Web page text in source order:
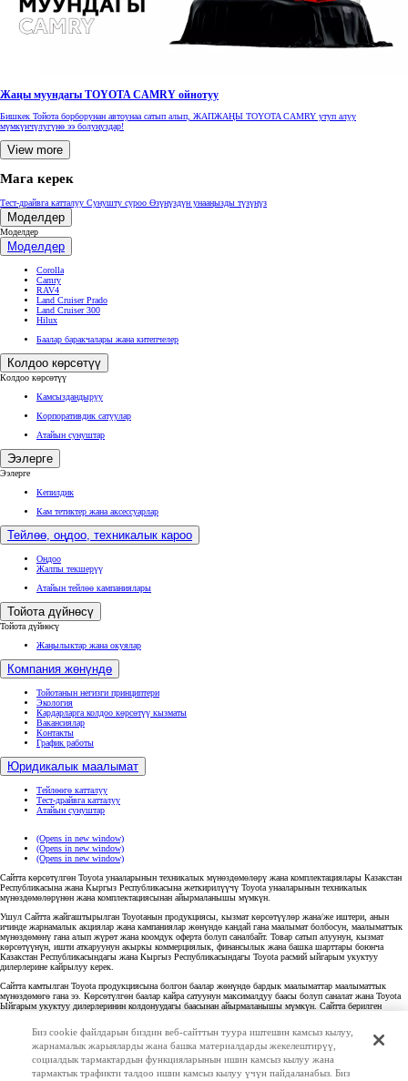
Жаңы муундагы TOYOTA CAMRY ойнотуу
Бишкек Тойота борборунан автоунаа сатып алып, ЖАПЖАҢЫ TOYOTA CAMRY утуп алуу
мүмкүнчүлугүнө ээ болуңуздар!
View more
Мага керек
Тест-драйвга катталуу Сунушту суроо Өзүңүздүн унааңызды түзүңүз
Моделдер
Моделдер
Моделдер
Corolla
Camry
RAV4
Land Cruiser Prado
Land Cruiser 300
Hilux
Баалар баракчалары жана китепчелер
Колдоо көрсөтүү
Колдоо көрсөтүү
Камсыздандыруу
Корпоративдик сатуулар
Атайын сунуштар
Ээлерге
Ээлерге
Кепилдик
Кам тетиктер жана аксессуарлар
Тейлөө, оңдоо, техникалык кароо
Оңдоо
Жалпы текшерүү
Атайын тейлөө кампаниялары
Тойота дүйнөсү
Тойота дүйнөсү
Жаңылыктар жана окуялар
Компания жөнүндө
Тойотанын негизги принциптери
Экология
Кардарларга колдоо көрсөтүү кызматы
Вакансиялар
Контакты
График работы
Юридикалык маалымат
Тейлөөгө катталуу
Тест-драйвга катталуу
Атайын сунуштар
(Opens in new window)
(Opens in new window)
(Opens in new window)
Сайтта көрсөтүлгөн Toyota унааларынын техникалык мүнөздөмөлөрү жана комплектациялары Казакстан
Республикасына жана Кыргыз Республикасына жеткирилүүчү Toyota унааларынын техникалык
мүнөздөмөлөрүнөн жана комплектациясынан айырмаланышы мүмкүн.
Ушул Сайтта жайгаштырылган Toyotaнын продукциясы, кызмат көрсөтүүлөр жана/же иштери, анын
ичинде жарнамалык акциялар жана кампаниялар жөнүндө кандай гана маалымат болбосун, маалыматтык
мүнөздөмөнү гана алып жүрөт жана коомдук оферта болуп саналбайт. Товар сатып алуунун, кызмат
көрсөтүүнүн, ишти аткаруунун акыркы коммерциялык, финансылык жана башка шарттары боюнча
Казакстан Республикасындагы жана Кыргыз Республикасындагы Toyota расмий ыйгарым укуктуу
дилерлерине кайрылуу керек.
Сайтта камтылган Toyota продукциясына болгон баалар жөнүндө бардык маалыматтар маалыматтык
мүнөздөмөгө гана ээ. Көрсөтүлгөн баалар кайра сатуунун максималдуу баасы болуп саналат жана Toyota
Ыйгарым укуктуу дилерлеринин колдонуудагы баасынан айырмаланышы мүмкүн. Сайтта берилген
Toyota Ыйгарым укуктуу органдарына байланышсаңыз болот. Toyotaнын каалаган продукциясын сатып
алуу - сатып алуу-сатуу жеке келишиминин шарттарына ылайык аткарылат.
© ОсОО Автоцентр «Перекресток», 2023. Все права защищены 2023 2026
Юридикалык маалымат
Биз cookie файлдарын биздин веб-сайттын туура иштешин камсыз кылуу,
жарнамалык жарыяларды жана башка материалдарды жекелештирүү,
социалдык тармактардын функцияларынын ишин камсыз кылуу жана
тармактык трафикти талдоо ишин камсыз кылуу үчүн пайдаланабыз. Биз